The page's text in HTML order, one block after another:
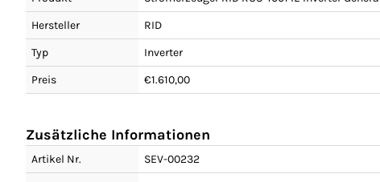
Hersteller
RID
Typ
Inverter
Preis
€1.610,00
Zusätzliche Informationen
Artikel Nr.
SEV-00232